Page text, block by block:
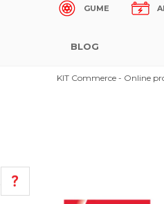
GUME
BLOG
KIT Commerce - Online